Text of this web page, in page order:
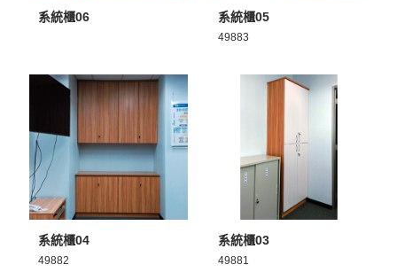
系統櫃06 系統櫃05
49883
系統櫃04
49882
系統櫃03
49881